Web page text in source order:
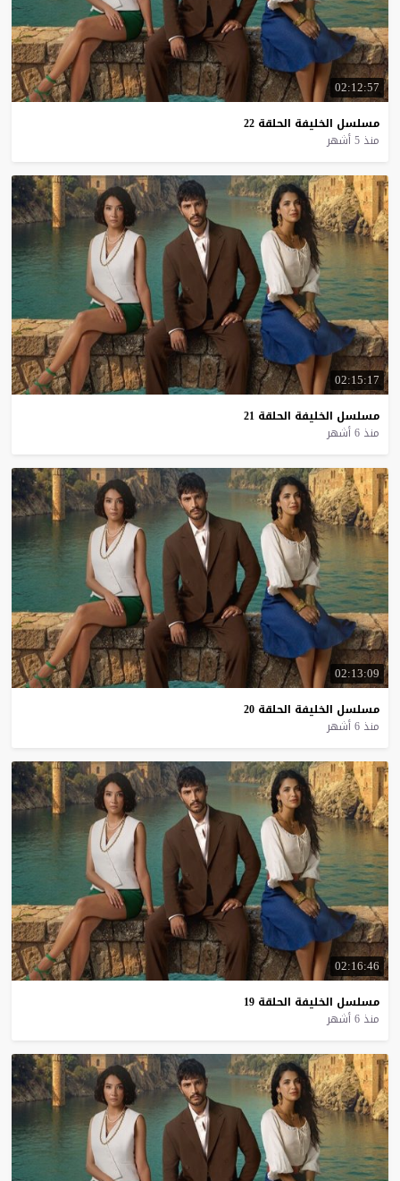
02:12:57
مسلسل الخليفة الحلقة 22
منذ 5 أشهر
02:15:17
مسلسل الخليفة الحلقة 21
منذ 6 أشهر
02:13:09
مسلسل الخليفة الحلقة 20
منذ 6 أشهر
02:16:46
مسلسل الخليفة الحلقة 19
منذ 6 أشهر